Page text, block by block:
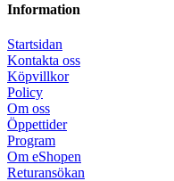
Information
Startsidan
Kontakta oss
Köpvillkor
Policy
Om oss
Öppettider
Program
Om eShopen
Returansökan